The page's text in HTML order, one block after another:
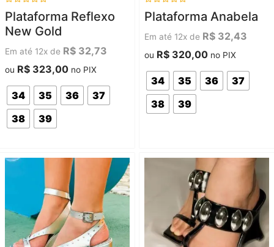
0
5
Plataforma Reflexo
New Gold
Em até 12x de R$ 32,73
ou R$ 323,00 no PIX
34 35 36
37
38
39
0
Plataforma Anabela
Em até 12x de R$ 32,43
ou R$ 320,00 no PIX
34 35 36
37
38
39